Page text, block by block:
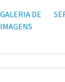
GALERIA DE
IMAGENS